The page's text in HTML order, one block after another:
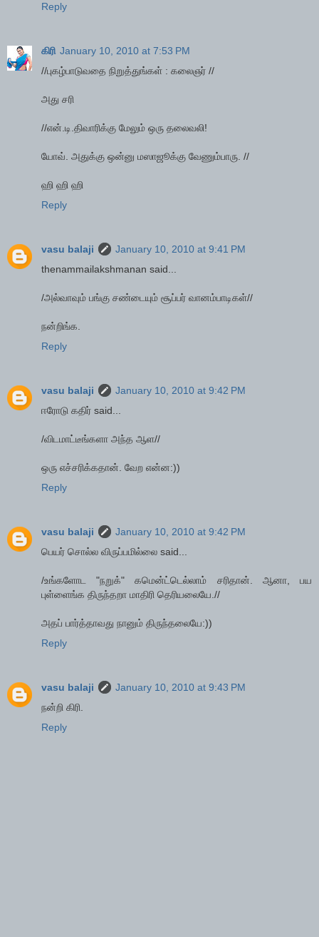
Reply
கிரி January 10, 2010 at 7:53 PM
//புகழ்பாடுவதை நிறுத்துங்கள் : கலைஞர் //
அது சரி
//என்.டி.திவாரிக்கு மேலும் ஒரு தலைவலி!
யோவ். அதுக்கு ஒன்னு மஸாஜூக்கு வேணும்பாரு. //
ஹி ஹி ஹி
Reply
vasu balaji
January 10, 2010 at 9:41 PM
thenammailakshmanan said...
/அல்வாவும் பங்கு சண்டையும் சூப்பர் வானம்பாடிகள்//
நன்றிங்க.
Reply
vasu balaji
January 10, 2010 at 9:42 PM
ஈரோடு கதிர் said...
/விடமாட்டீங்களா அந்த ஆள//
ஒரு எச்சரிக்கதான். வேற என்ன:))
Reply
vasu balaji
January 10, 2010 at 9:42 PM
பெயர் சொல்ல விருப்பமில்லை said...
/உங்களோட "நறுக்" கமென்ட்டெல்லாம் சரிதான். ஆனா, பய
புள்ளைங்க திருந்தறா மாதிரி தெரியலையே.//
அதப் பார்த்தாவது நானும் திருந்தலையே:))
Reply
vasu balaji
January 10, 2010 at 9:43 PM
நன்றி கிரி.
Reply